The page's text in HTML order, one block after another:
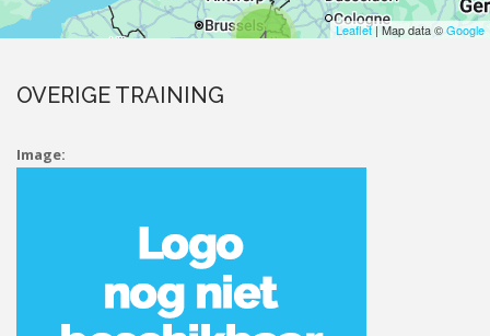
4 Leaflet| Map data ©Google
OVERIGE TRAINING
Image: